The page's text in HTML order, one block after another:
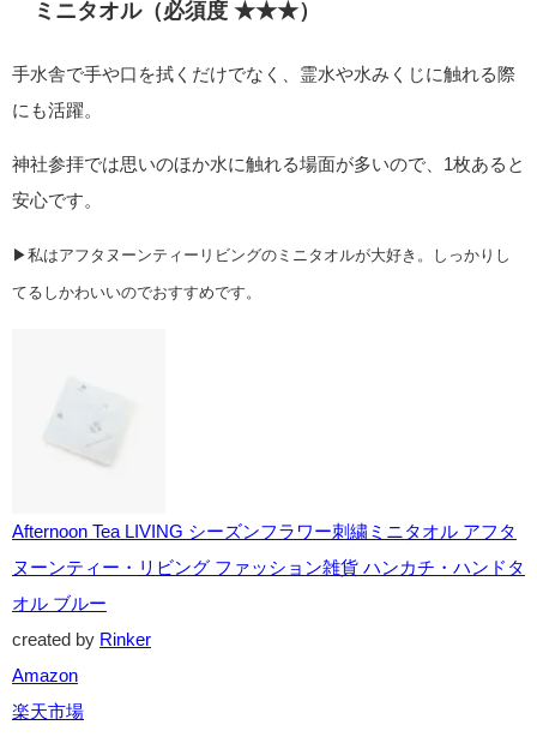
ミニタオル（必須度 ★★★）
手水舎で手や口を拭くだけでなく、霊水や水みくじに触れる際
にも活躍。
神社参拝では思いのほか水に触れる場面が多いので、1枚あると
安心です。
▶私はアフタヌーンティーリビングのミニタオルが大好き。しっかりし
てるしかわいいのでおすすめです。
Afternoon Tea LIVING シーズンフラワー刺繍ミニタオル アフタ
ヌーンティー・リビング ファッション雑貨 ハンカチ・ハンドタ
オル ブルー
created by Rinker
Amazon
楽天市場